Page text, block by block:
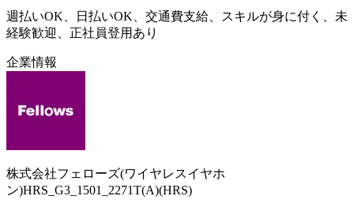
週払いOK、日払いOK、交通費支給、スキルが身に付く、未
経験歓迎、正社員登用あり
企業情報
株式会社フェローズ(ワイヤレスイヤホ
ン)HRS_G3_1501_2271T(A)(HRS)